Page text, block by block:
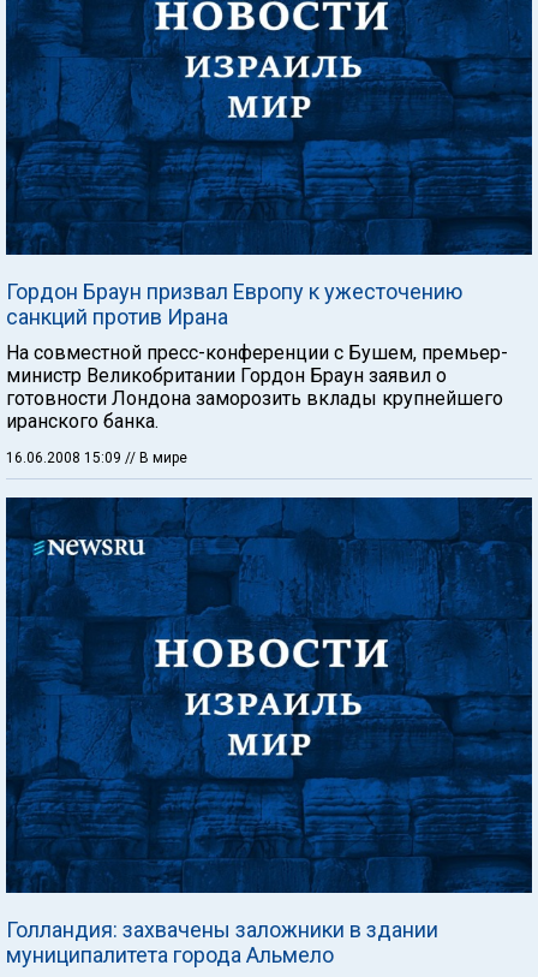
Гордон Браун призвал Европу к ужесточению
санкций против Ирана
На совместной пресс-конференции с Бушем, премьер-
министр Великобритании Гордон Браун заявил о
готовности Лондона заморозить вклады крупнейшего
иранского банка.
16.06.2008 15:09 // В мире
Голландия: захвачены заложники в здании
муниципалитета города Альмело